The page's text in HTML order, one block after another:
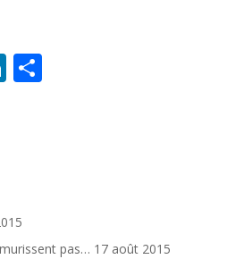
Li
n
P
pas… 17 août 2015